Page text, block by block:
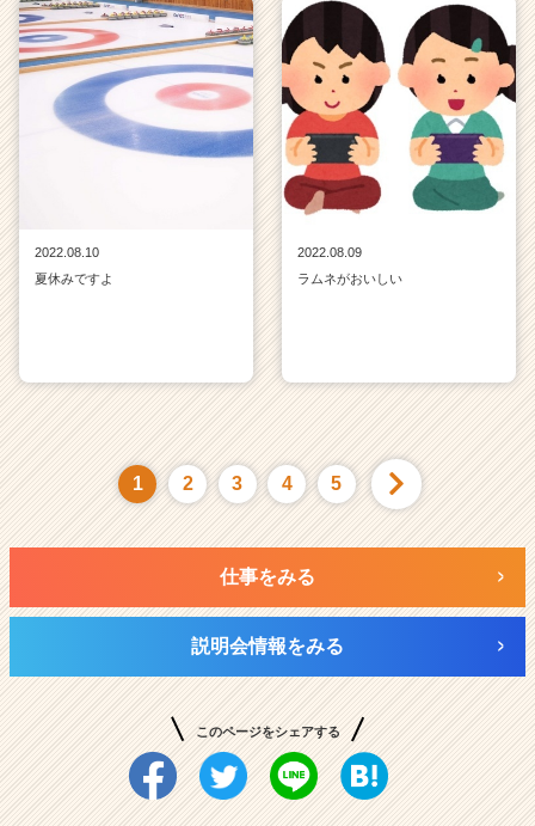
2022.08.10
夏休みですよ
2022.08.09
ラムネがおいしい
1 2 3 4 5
仕事をみる
説明会情報をみる
このページをシェアする